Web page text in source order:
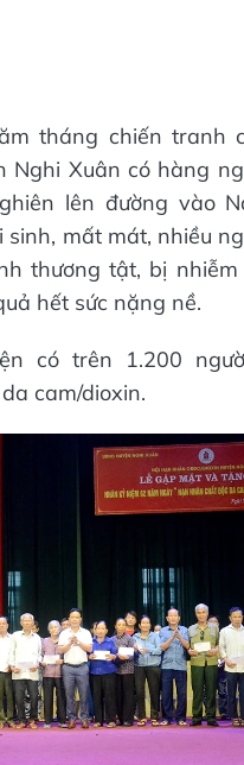
tháng chiến tranh
Nghi Xuân có hàng
lên đường vào
sinh, mất mát, nhiều
thương tật, bị
hết sức nặng nề.
có trên 1.200
cam/dioxin.